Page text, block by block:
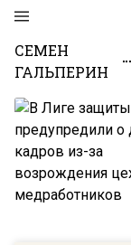
СЕМЕН
ГАЛЬПЕРИН